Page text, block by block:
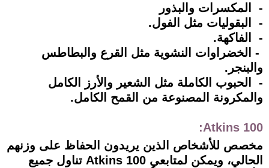
- المكسرات والبذور
- البقوليات مثل الفول.
- الفاكهة.
- الخضراوات النشوية مثل القرع والبطاطس
والبنجر.
- الحبوب الكاملة مثل الشعير والأرز الكامل
والمكرونة المصنوعة من القمح الكامل.
Atkins 100:
مخصص للأشخاص الذين يريدون الحفاظ على وزنهم
الحالي، ويمكن لمتابعي Atkins 100 تناول جميع